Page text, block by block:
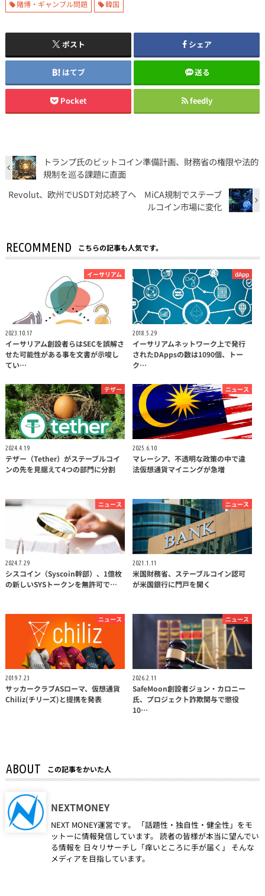
賭博・ギャンブル問題 韓国
ポスト シェア
はてブ 送る
Pocket feedly
トランプ氏のビットコイン準備計画、財務省の権限や法的
規制を巡る課題に直面
Revolut、欧州でUSDT対応終了へ MiCA規制でステーブ
ルコイン市場に変化
RECOMMEND こちらの記事も人気です。
イーサリアム
2023.10.17
イーサリアム創設者らはSECを誤解さ
せた可能性がある事を文書が示唆し
てい…
dApp
2018.5.29
イーサリアムネットワーク上で発行
されたDAppsの数は1090個、トー
ク…
テザー
2024.4.19
テザー（Tether）がステーブルコイ
ンの先を見据えて4つの部門に分割
ニュース
2025.6.10
マレーシア、不透明な政策の中で違
法仮想通貨マイニングが急増
ニュース
2024.7.29
シスコイン（Syscoin幹部）、1億枚
の新しいSYSトークンを無許可で…
ニュース
2021.1.11
米国財務省、ステーブルコイン認可
が米国銀行に門戸を開く
ニュース
2019.7.23
サッカークラブASローマ、仮想通貨
Chiliz(チリーズ)と提携を発表
ニュース
2026.2.11
SafeMoon創設者ジョン・カロニー
氏、プロジェクト詐欺関与で懲役
10…
ABOUT この記事をかいた人
NEXTMONEY
NEXT MONEY運営です。 「話題性・独自性・健全性」をモ
ットーに情報発信しています。 読者の皆様が本当に望んでい
る情報を 日々リサーチし「痒いところに手が届く」 そんな
メディアを目指しています。